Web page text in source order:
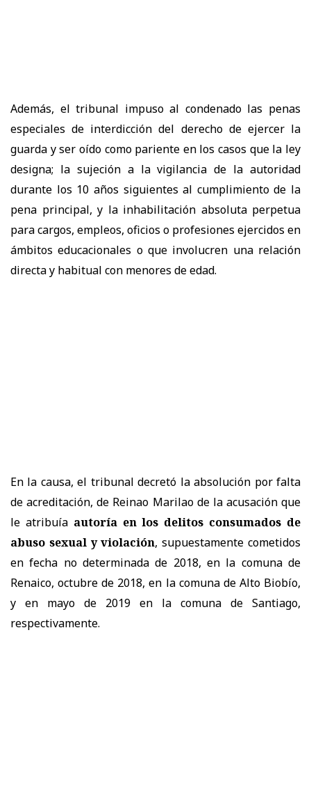
Además, el tribunal impuso al condenado las penas
especiales de interdicción del derecho de ejercer la
guarda y ser oído como pariente en los casos que la ley
designa; la sujeción a la vigilancia de la autoridad
durante los 10 años siguientes al cumplimiento de la
pena principal, y la inhabilitación absoluta perpetua
para cargos, empleos, oficios o profesiones ejercidos en
ámbitos educacionales o que involucren una relación
directa y habitual con menores de edad.
En la causa, el tribunal decretó la absolución por falta
de acreditación, de Reinao Marilao de la acusación que
le atribuíaautoría en los delitos consumados de
abuso sexual y violación, supuestamente cometidos
en fecha no determinada de 2018, en la comuna de
Renaico, octubre de 2018, en la comuna de Alto Biobío,
y en mayo de 2019 en la comuna de Santiago,
respectivamente.